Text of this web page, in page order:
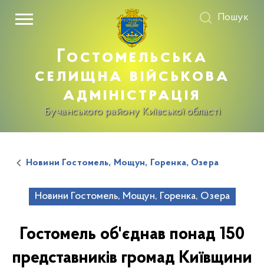
Гостомельська
селищна військова
адміністрація
Бучанського району Київської області
Пошук
Новини Гостомель, Мощун, Горенка, Озера
Новини Гостомель, Мощун, Горенка, Озера
Гостомель об'єднав понад 150
представників громад Київщини